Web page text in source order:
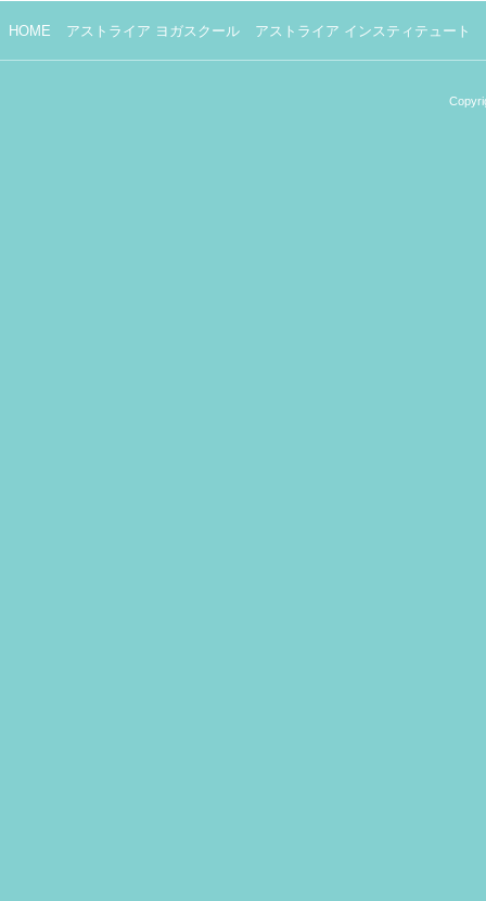
HOME アストライア ヨガスクール アストライア インスティテュート